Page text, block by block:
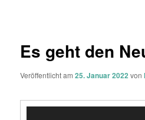
Es geht den
Veröffentlicht am25. Januar 2022von